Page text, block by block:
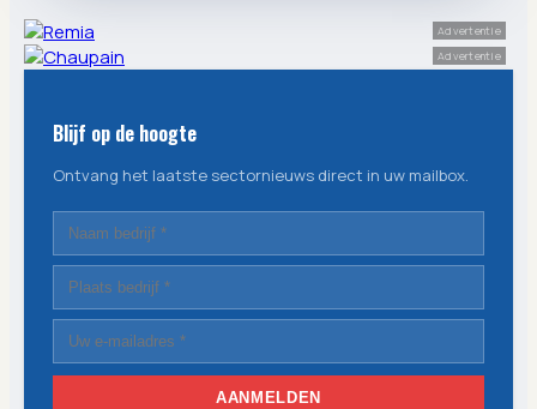
Advertentie
Advertentie
Blijf op de hoogte
Ontvang het laatste sectornieuws direct in uw mailbox.
AANMELDEN